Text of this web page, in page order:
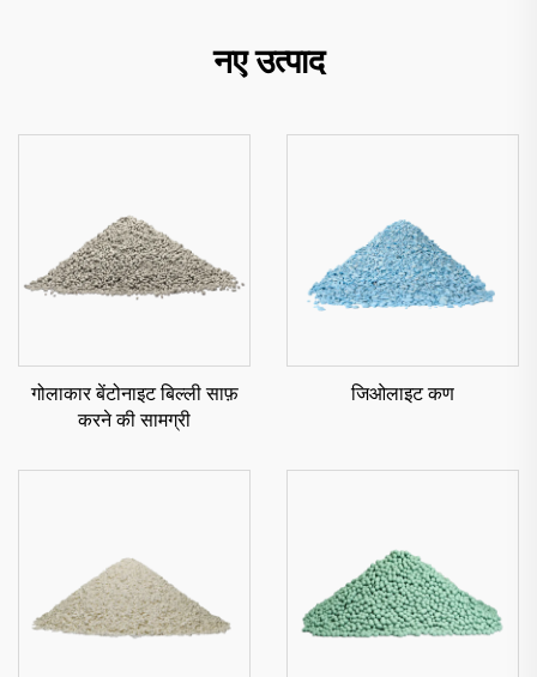
नए उत्पाद
गोलाकार बेंटोनाइट बिल्ली साफ़
करने की सामग्री
जिओलाइट कण